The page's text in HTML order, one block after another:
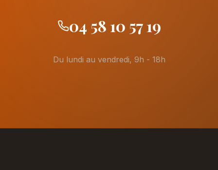
04 58 10 57 19
Du lundi au vendredi, 9h - 18h